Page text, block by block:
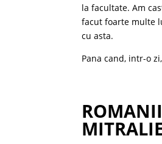
la facultate. Am
facut foarte multe
cu asta.
Pana cand, intr-o